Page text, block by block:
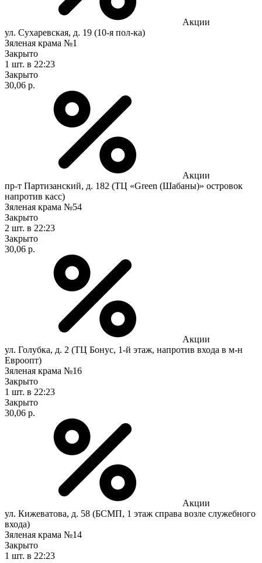
Акции
ул. Сухаревская, д. 19 (10-я пол-ка)
Зяленая крама №1
Закрыто
1 шт. в 22:23
Закрыто
30,06 р.
Акции
пр-т Партизанский, д. 182 (ТЦ «Green (Шабаны)» островок
напротив касс)
Зяленая крама №54
Закрыто
2 шт. в 22:23
Закрыто
30,06 р.
Акции
ул. Голубка, д. 2 (ТЦ Бонус, 1-й этаж, напротив входа в м-н
Евроопт)
Зяленая крама №16
Закрыто
1 шт. в 22:23
Закрыто
30,06 р.
Акции
ул. Кижеватова, д. 58 (БСМП, 1 этаж справа возле служебного
входа)
Зяленая крама №14
Закрыто
1 шт. в 22:23